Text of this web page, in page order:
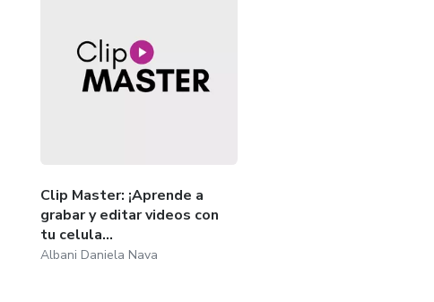
Clip Master: ¡Aprende a
grabar y editar videos con
tu celula...
Albani Daniela Nava